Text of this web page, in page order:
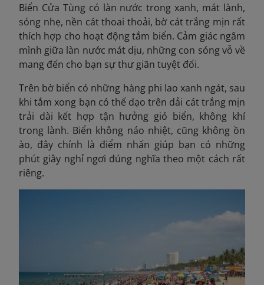
Biển Cửa Tùng có làn nước trong xanh, mát lành,
sóng nhẹ, nền cát thoai thoải, bờ cát trắng mịn rất
thích hợp cho hoạt động tắm biển. Cảm giác ngâm
mình giữa làn nước mát dịu, những con sóng vỗ về
mang đến cho bạn sự thư giãn tuyệt đối.
Trên bờ biển có những hàng phi lao xanh ngát, sau
khi tắm xong bạn có thể dạo trên dải cát trắng mịn
trải dài kết hợp tận hưởng gió biển, không khí
trong lành. Biển không náo nhiệt, cũng không ồn
ào, đây chính là điểm nhấn giúp bạn có những
phút giây nghỉ ngơi đúng nghĩa theo một cách rất
riêng.